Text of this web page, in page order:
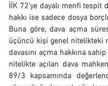
İİK 72’ye dayalı menfi tespit
hakkı ise sadece dosya
Buna göre, dava açma
üçüncü kişi genel nitelikteki
davasını açma hakkına
nitelikte açılan dava
89/3 kapsamında